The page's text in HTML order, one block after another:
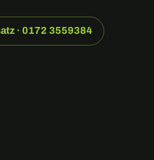
· 0172 3559384